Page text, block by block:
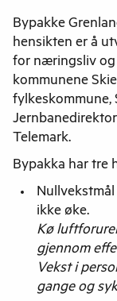
Bypakke
hensikten er å
for næringsliv og
kommunene
fylkeskommune,
Telemark.
Bypakka har tre
ikke øke.
Kø
gjennom
Vekst i
gange og